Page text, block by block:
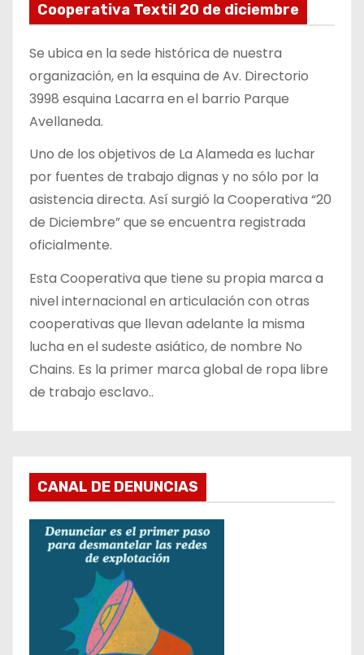
Cooperativa Textil 20 de diciembre
Se ubica en la sede histórica de nuestra
organización, en la esquina de Av. Directorio
3998 esquina Lacarra en el barrio Parque
Avellaneda.
Uno de los objetivos de La Alameda es luchar
por fuentes de trabajo dignas y no sólo por la
asistencia directa. Así surgió la Cooperativa “20
de Diciembre” que se encuentra registrada
oficialmente.
Esta Cooperativa que tiene su propia marca a
nivel internacional en articulación con otras
cooperativas que llevan adelante la misma
lucha en el sudeste asiático, de nombre No
Chains. Es la primer marca global de ropa libre
de trabajo esclavo..
CANAL DE DENUNCIAS